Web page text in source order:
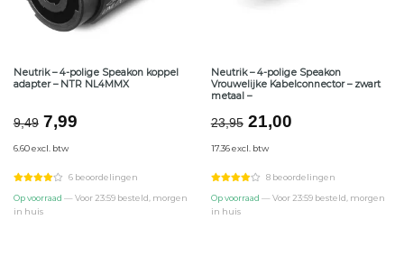
Neutrik – 4-polige Speakon koppel
adapter – NTR NL4MMX
9,49 Oorspronkelijke
was:
€9,49.
7,99Huidige
€7,99.
6.60 excl. btw
6 beoordelingen
Op voorraad — Voor 23:59 besteld, morgen
in huis
Neutrik – 4-polige Speakon
Vrouwelijke Kabelconnector – zwart
metaal –
23,95 Oorspronkelijke
was:
€23,95.
21,00Huidige
€21,00.
17.36 excl. btw
8 beoordelingen
Op voorraad — Voor 23:59 besteld, morgen
in huis